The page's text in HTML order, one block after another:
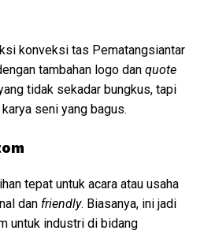
konveksi tas Pematangsiantar
tambahan logo dan quote
tidak sekadar bungkus, tapi
seni yang bagus.
tepat untuk acara atau usaha
dan friendly. Biasanya, ini jadi
untuk industri di bidang